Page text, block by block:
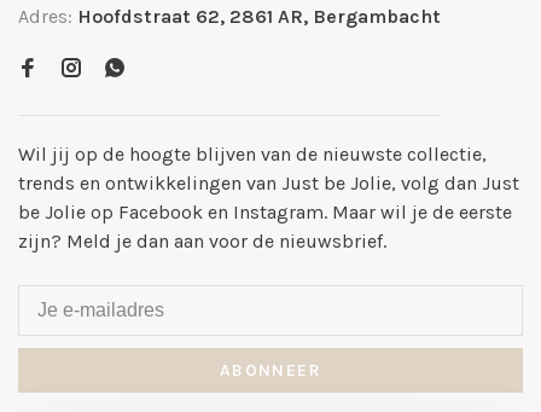
Adres: Hoofdstraat 62, 2861 AR, Bergambacht
Wil jij op de hoogte blijven van de nieuwste collectie,
trends en ontwikkelingen van Just be Jolie, volg dan Just
be Jolie op Facebook en Instagram. Maar wil je de eerste
zijn? Meld je dan aan voor de nieuwsbrief.
ABONNEER